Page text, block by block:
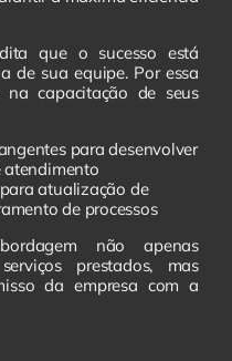
que o sucesso está
de sua equipe. Por essa
na capacitação de seus
para desenvolver
atendimento
atualização de
de processos
não apenas
prestados, mas
da empresa com a